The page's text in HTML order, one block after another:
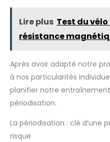
Lire plus Test du
résistance
Après avoir adapté notre
à nos particularités
planifier notre
périodisation.
La périodisation : clé d’une
risque